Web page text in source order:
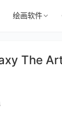
绘画软件
The